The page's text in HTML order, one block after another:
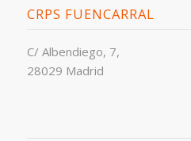
CRPS FUENCARRAL
C/ Albendiego, 7,
28029 Madrid